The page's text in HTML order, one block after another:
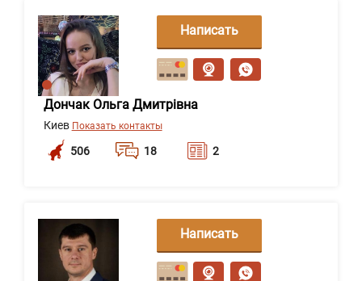
Дончак Ольга Дмитрівна
Киев Показать контакты
506 18 2
Написать
сообщение
Написать
сообщение